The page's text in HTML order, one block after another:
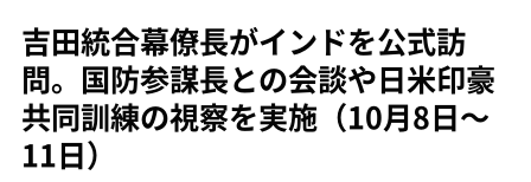
吉田統合幕僚長がインドを公式訪
問。国防参謀長との会談や日米印豪
共同訓練の視察を実施（10月8日～
11日）